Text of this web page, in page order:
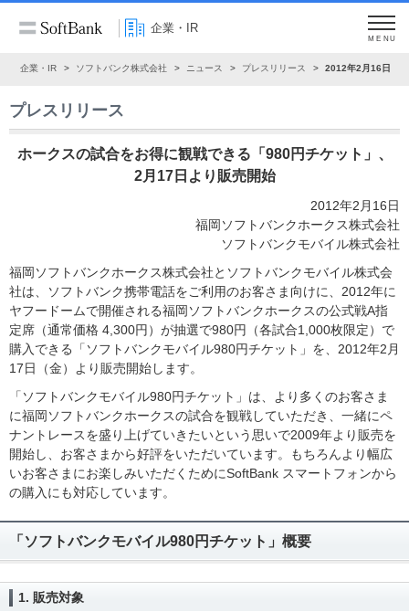
企業・IR
MENU
企業・IR ソフトバンク株式会社 ニュース プレスリリース 2012年2月16日
プレスリリース
ホークスの試合をお得に観戦できる「980円チケット」、
2月17日より販売開始
2012年2月16日
福岡ソフトバンクホークス株式会社
ソフトバンクモバイル株式会社
福岡ソフトバンクホークス株式会社とソフトバンクモバイル株式会
社は、ソフトバンク携帯電話をご利用のお客さま向けに、2012年に
ヤフードームで開催される福岡ソフトバンクホークスの公式戦A指
定席（通常価格 4,300円）が抽選で980円（各試合1,000枚限定）で
購入できる「ソフトバンクモバイル980円チケット」を、2012年2月
17日（金）より販売開始します。
「ソフトバンクモバイル980円チケット」は、より多くのお客さま
に福岡ソフトバンクホークスの試合を観戦していただき、一緒にペ
ナントレースを盛り上げていきたいという思いで2009年より販売を
開始し、お客さまから好評をいただいています。もちろんより幅広
いお客さまにお楽しみいただくためにSoftBank スマートフォンから
の購入にも対応しています。
「ソフトバンクモバイル980円チケット」概要
1. 販売対象